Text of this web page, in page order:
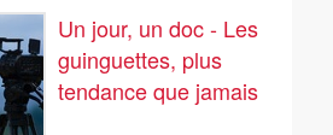
Un jour, un doc - Les
guinguettes, plus
tendance que jamais